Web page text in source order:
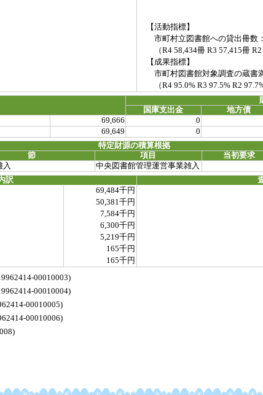
【活動指標】
市町村立図書館への貸出冊数
（R4 58,434冊 R3 57,415冊 R2
【成果指標】
市町村図書館対象調査の蔵書
（R4 95.0% R3 97.5% R2 97.7%
国庫支出金
地方債
69,666
0
69,649
0
特定財源の積算根拠
節
項目 当初要求
入
中央図書館管理運営事業雑入
訳
69,484千円
50,381千円
7,584千円
6,300千円
5,219千円
165千円
165千円
00010003)
00010004)
00010005)
00010006)